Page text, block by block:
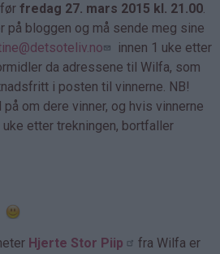
fredag 27. mars 2015 kl. 21.00.
på bloggen og må sende meg sine
innen 1 uke etter
da adressene til Wilfa, som
i posten til vinnerne. NB!
om dere vinner, og hvis vinnerne
etter trekningen, bortfaller
Hjerte Stor Piip
fra Wilfa er